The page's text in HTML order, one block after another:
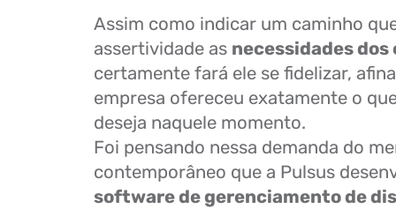
Assim como indicar um caminho
assertividade as necessidades
certamente fará ele se fidelizar,
empresa ofereceu exatamente o
deseja naquele momento.
Foi pensando nessa demanda do
contemporâneo que a Pulsus
software de gerenciamento de